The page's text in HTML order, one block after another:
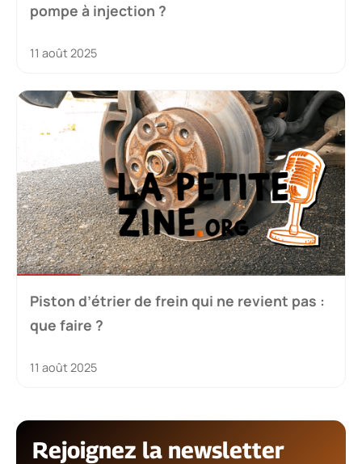
pompe à injection ?
11 août 2025
Piston d’étrier de frein qui ne revient pas :
que faire ?
11 août 2025
Rejoignez la newsletter